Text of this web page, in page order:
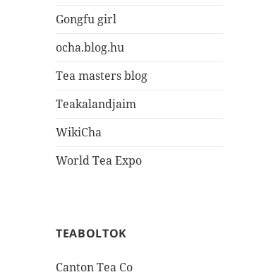
Gongfu girl
ocha.blog.hu
Tea masters blog
Teakalandjaim
WikiCha
World Tea Expo
TEABOLTOK
Canton Tea Co